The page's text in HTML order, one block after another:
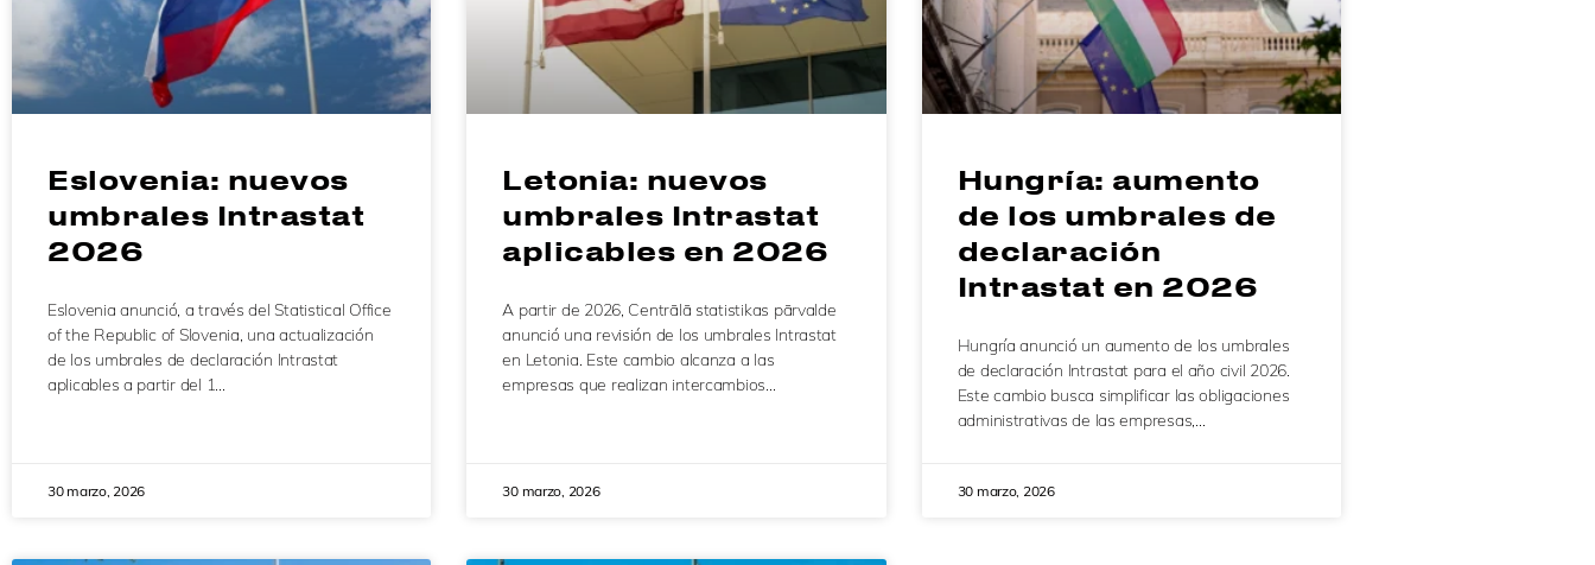
Eslovenia: nuevos
umbrales Intrastat
2026
Eslovenia anunció, a través del Statistical Office
of the Republic of Slovenia, una actualización
de los umbrales de declaración Intrastat
aplicables a partir del 1…
30 marzo, 2026
Letonia: nuevos
umbrales Intrastat
aplicables en 2026
A partir de 2026, Centrālā statistikas pārvalde
anunció una revisión de los umbrales Intrastat
en Letonia. Este cambio alcanza a las
empresas que realizan intercambios…
30 marzo, 2026
Hungría: aumento
de los umbrales de
declaración
Intrastat en 2026
Hungría anunció un aumento de los umbrales
de declaración Intrastat para el año civil 2026.
Este cambio busca simplificar las obligaciones
administrativas de las empresas,…
30 marzo, 2026